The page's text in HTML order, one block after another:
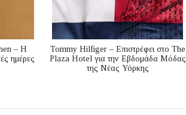
– Η
ημέρες
Tommy Hilfiger – Επιστρέφει στο The
Plaza Hotel για την Εβδομάδα Μόδας
της Νέας Υόρκης